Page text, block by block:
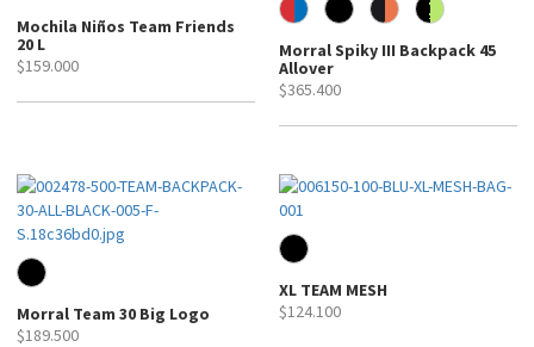
Mochila Niños Team Friends
20 L
$159.000
Morral Spiky III Backpack 45
Allover
$365.400
Morral Team 30 Big Logo
$189.500
XL TEAM MESH
$124.100